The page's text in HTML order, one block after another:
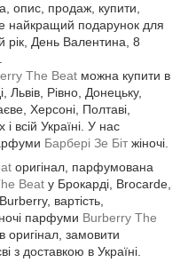
опис, продаж, купити,
найкращий подарунок для
рік, День Валентина, 8
The Beat можна купити в
Львів, Рівно, Донецьку,
Херсоні, Полтаві,
всій Україні. У нас
Барбері Зе Біт жіночі.
оригінал, парфумована
Beat у Брокарді, Brocarde,
вартість,
парфуми Burberry The
оригінал, замовити
з доставкою в Україні.